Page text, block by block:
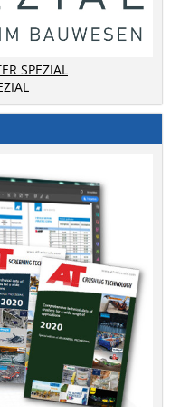
SPEZIAL